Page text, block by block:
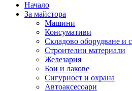
Начало
За майстора
Машини
Консумативи
Складово оборудване и
Строителни материали
Железария
Бои и лакове
Сигурност и охрана
Автоаксесоари